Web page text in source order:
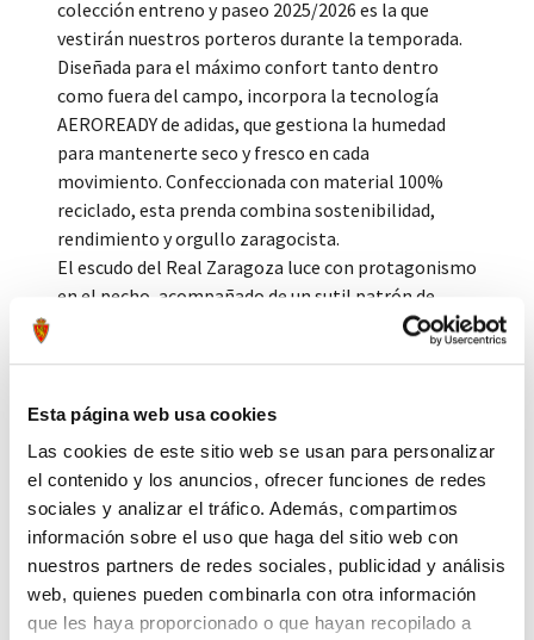
Esta página web usa cookies
Las cookies de este sitio web se usan para personalizar
el contenido y los anuncios, ofrecer funciones de redes
sociales y analizar el tráfico. Además, compartimos
información sobre el uso que haga del sitio web con
nuestros partners de redes sociales, publicidad y análisis
web, quienes pueden combinarla con otra información
que les haya proporcionado o que hayan recopilado a
colección entreno y paseo 2025/2026 es la que
vestirán nuestros porteros durante la temporada.
Diseñada para el máximo confort tanto dentro
como fuera del campo, incorpora la tecnología
AEROREADY de adidas, que gestiona la humedad
para mantenerte seco y fresco en cada
movimiento. Confeccionada con material 100%
reciclado, esta prenda combina sostenibilidad,
rendimiento y orgullo zaragocista.
El escudo del Real Zaragoza luce con protagonismo
en el pecho, acompañado de un sutil patrón de
fondo con las letras "RZ", que refuerza el carácter y
Tags:#camiseta#entreno#portero#25-26#verde
Compartir por Whatsapp
Press to skip carousel
PRODUCTOS RELACIONADOS